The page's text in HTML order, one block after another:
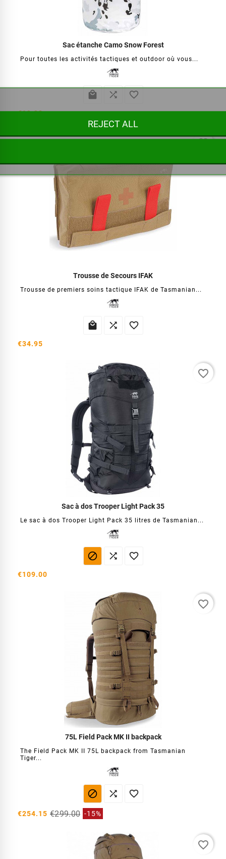
Sac étanche Camo Snow Forest
Pour toutes les activités tactiques et outdoor où vous...
  
€19.90
Trousse de Secours IFAK
Trousse de premiers soins tactique IFAK de Tasmanian...
  
€34.95
favorite_border
Sac à dos Trooper Light Pack 35
Le sac à dos Trooper Light Pack 35 litres de Tasmanian...
  
€109.00
favorite_border
75L Field Pack MK II backpack
The Field Pack MK II 75L backpack from Tasmanian
Tiger...
  
€254.15 €299.00 -15%
favorite_border
favorite_border
REJECT ALL